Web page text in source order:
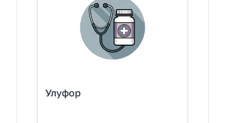
Улуфор